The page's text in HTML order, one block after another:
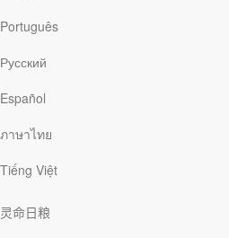
Português
Русский
Español
ภาษาไทย
Tiếng Việt
灵命日粮
现在的孩子从媒体及流行文化
否担心你的孩子被误导呢？但